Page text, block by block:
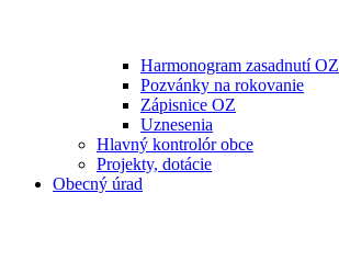
Harmonogram zasadnutí OZ
Pozvánky na rokovanie
Zápisnice OZ
Uznesenia
Hlavný kontrolór obce
Projekty, dotácie
Obecný úrad